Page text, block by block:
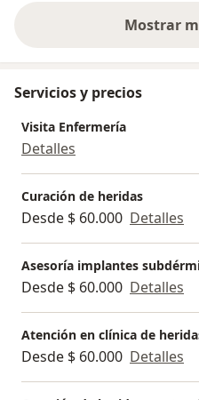
Mostrar
Servicios y precios
Visita Enfermería
Detalles
Curación de heridas
Desde $ 60.000 Detalles
Asesoría implantes
Desde $ 60.000 Detalles
Atención en clínica de
Desde $ 60.000 Detalles